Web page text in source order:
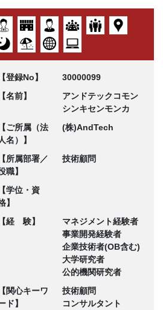
【登録No】
30000099
【名前】
アンドテックコモン
シンキセンモンカ
【ご所属（法
人名）】
(株)AndTech
【所属部署／
職】
技術顧問
【学位・資
】
【経 験】
マネジメント経験者
事業開発経験者
企業技術者(OB含む)
大学研究者
公的機関研究者
【関心キーワ
ド】
技術顧問
コンサルタント